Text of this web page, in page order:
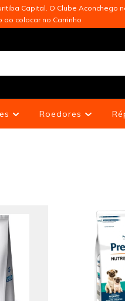
Capital. O Clube Aconchego
colocar no Carrinho
Roedores